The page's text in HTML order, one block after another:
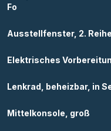
Fo
Ausstellfenster, 2.
Elektrisches
Lenkrad, beheizbar, in
Mittelkonsole, groß